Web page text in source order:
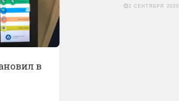
в
2 СЕНТЯБРЯ 2020